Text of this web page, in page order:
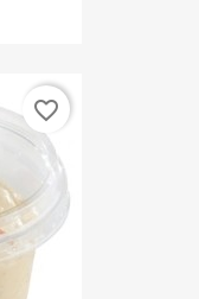
favorite_border